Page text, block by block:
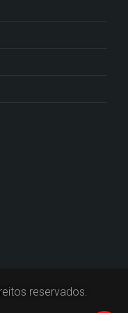
reservados.